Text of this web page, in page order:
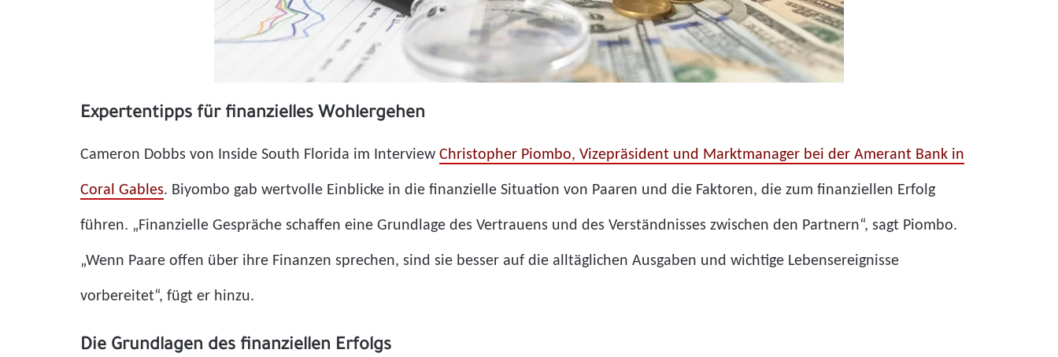
Expertentipps für finanzielles Wohlergehen
Cameron Dobbs von Inside South Florida im Interview Christopher Piombo, Vizepräsident und Marktmanager bei der Amerant Bank in
Coral Gables. Biyombo gab wertvolle Einblicke in die finanzielle Situation von Paaren und die Faktoren, die zum finanziellen Erfolg
führen. „Finanzielle Gespräche schaffen eine Grundlage des Vertrauens und des Verständnisses zwischen den Partnern“, sagt Piombo.
„Wenn Paare offen über ihre Finanzen sprechen, sind sie besser auf die alltäglichen Ausgaben und wichtige Lebensereignisse
vorbereitet“, fügt er hinzu.
Die Grundlagen des finanziellen Erfolgs